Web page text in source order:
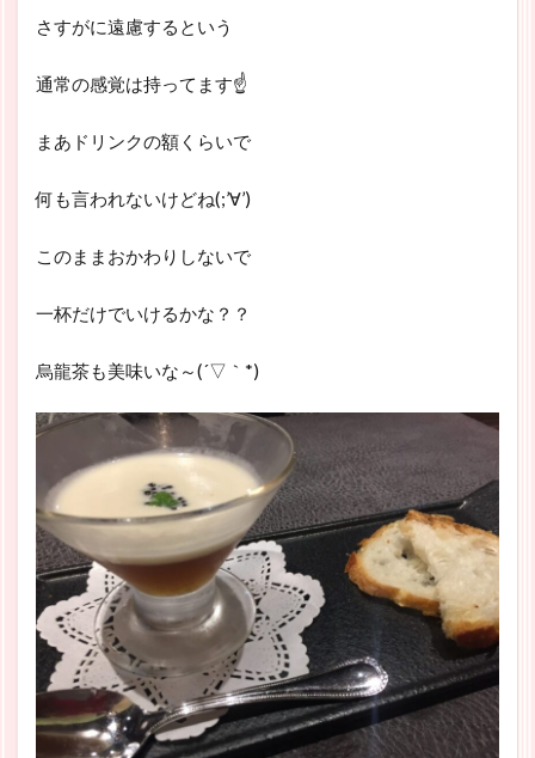
さすがに遠慮するという
通常の感覚は持ってます☝
まあドリンクの額くらいで
何も言われないけどね(;’∀’)
このままおかわりしないで
一杯だけでいけるかな？？
烏龍茶も美味いな～(´▽｀*)